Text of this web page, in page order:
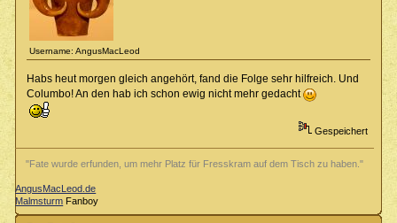
Username: AngusMacLeod
Habs heut morgen gleich angehört, fand die Folge sehr hilfreich. Und
Columbo! An den hab ich schon ewig nicht mehr gedacht
Gespeichert
"Fate wurde erfunden, um mehr Platz für Fresskram auf dem Tisch zu haben."
AngusMacLeod.de
Malmsturm Fanboy